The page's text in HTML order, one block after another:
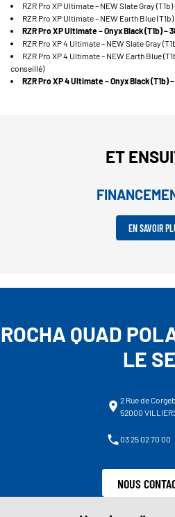
RZR Pro XP Ultimate – NEW Slate Gray
RZR Pro XP Ultimate – NEW Earth Blue
RZR Pro XP Ultimate – Onyx Black (T1b)
RZR Pro XP 4 Ultimate – NEW Slate Gray
RZR Pro XP 4 Ultimate – NEW Earth Blue
conseillé)
RZR Pro XP 4 Ultimate – Onyx Black
ET
EN SAVOIR
ROCHA QUAD
LE
2 Rue de
52000
03 25 02 70 00
NOUS